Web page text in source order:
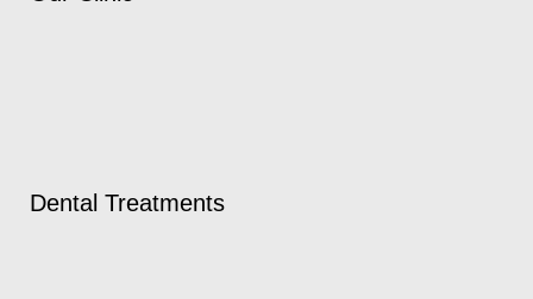
Dental Treatments